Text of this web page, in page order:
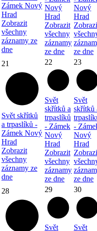
Zámek Nový
Hrad
Zobrazit
všechny
záznamy ze
dne
Nový
Hrad
Zobrazit
všechny
záznamy
ze dne
Nový
Hrad
ze dne
21
Svět skřítků
a trpaslíků -
Zámek Nový
Hrad
Zobrazit
všechny
záznamy ze
dne
22
Svět
skřítků a
trpaslíků
- Zámek
Nový
Hrad
Zobrazit
všechny
záznamy
ze dne
23
Svět
skřítků
-
Nový
Hrad
ze dne
28 29
Svět
30
Svět